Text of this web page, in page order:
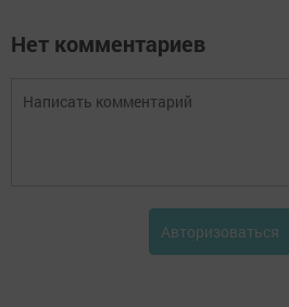
Нет комментариев
Авторизоваться